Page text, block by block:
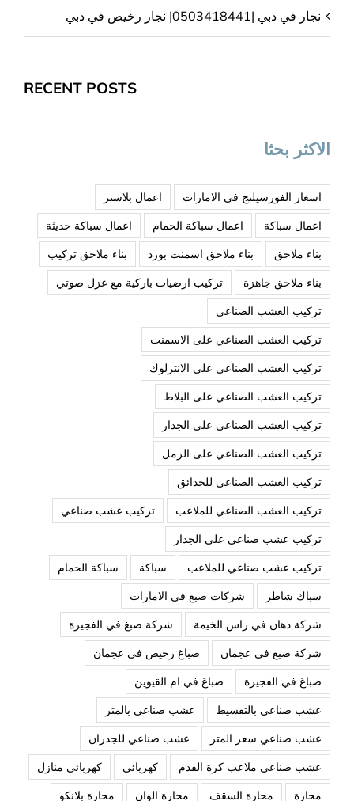
نجار في دبي |0503418441| نجار رخيص في دبي
RECENT POSTS
الاكثر بحثا
اسعار الفورسيلنج في الامارات
اعمال بلاستر
اعمال سباكة
اعمال سباكة الحمام
اعمال سباكة حديثة
بناء ملاحق
بناء ملاحق اسمنت بورد
بناء ملاحق تركيب
بناء ملاحق جاهزة
تركيب ارضيات باركية مع عزل صوتي
تركيب العشب الصناعي
تركيب العشب الصناعي على الاسمنت
تركيب العشب الصناعي على الانترلوك
تركيب العشب الصناعي على البلاط
تركيب العشب الصناعي على الجدار
تركيب العشب الصناعي على الرمل
تركيب العشب الصناعي للحدائق
تركيب العشب الصناعي للملاعب
تركيب عشب صناعي
تركيب عشب صناعي على الجدار
تركيب عشب صناعي للملاعب
سباكة
سباكة الحمام
سباك شاطر
شركات صبغ في الامارات
شركة دهان في راس الخيمة
شركة صبغ في الفجيرة
شركة صبغ في عجمان
صباغ رخيص في عجمان
صباغ في الفجيرة
صباغ في ام القيوين
عشب صناعي بالتقسيط
عشب صناعي بالمتر
عشب صناعي سعر المتر
عشب صناعي للجدران
عشب صناعي ملاعب كرة القدم
كهربائي
كهربائي منازل
محارة
محارة السقف محارة الوان محارة بلانكو